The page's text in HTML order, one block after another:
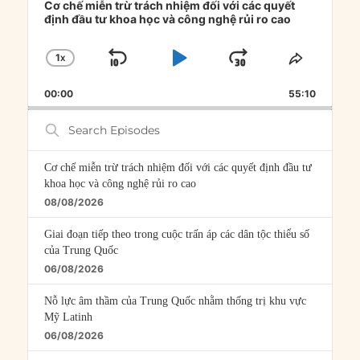
Player
Cơ chế miễn trừ trách nhiệm đối với các quyết
định đầu tư khoa học và công nghệ rủi ro cao
CHANGE
RATE
1X
SKIP
PLAYJUMP
FORWARD
SHARE
00:00 55:10
Search
Episodes
Cơ chế miễn trừ trách nhiệm đối với các quyết định đầu tư
khoa học và công nghệ rủi ro cao
08/08/2026
Giai đoạn tiếp theo trong cuộc trấn áp các dân tộc thiểu số
của Trung Quốc
06/08/2026
Nỗ lực âm thầm của Trung Quốc nhằm thống trị khu vực
Mỹ Latinh
06/08/2026